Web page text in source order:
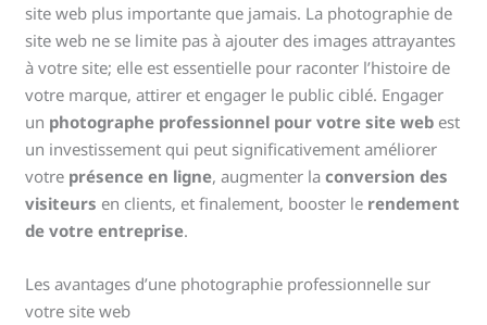
site web plus importante que jamais. La photographie de
site web ne se limite pas à ajouter des images attrayantes
à votre site; elle est essentielle pour raconter l’histoire de
votre marque, attirer et engager le public ciblé. Engager
un photographe professionnel pour votre site web est
un investissement qui peut significativement améliorer
votre présence en ligne, augmenter laconversion des
visiteurs en clients, et finalement, booster le rendement
de votre entreprise.
Les avantages d’une photographie professionnelle sur
votre site web